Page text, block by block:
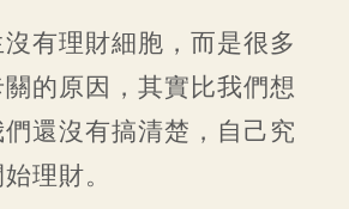
有理財細胞，而是很多
的原因，其實比我們想
還沒有搞清楚，自己究
理財。